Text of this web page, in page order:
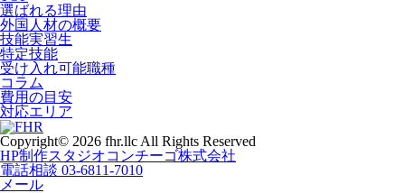
選ばれる理由
外国人材の概要
技能実習生
特定技能
受け入れ可能職種
コラム
費用の目安
対応エリア
Copyright© 2026 fhr.llc All Rights Reserved
HP制作スタジオコンチーゴ株式会社
電話相談 03-6811-7010
メール